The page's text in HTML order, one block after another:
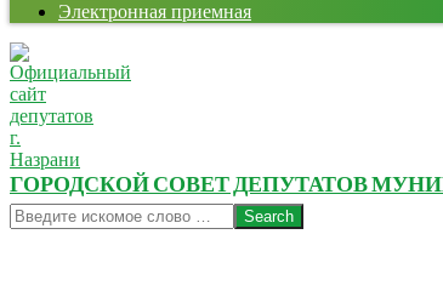
Электронная приемная
ГОРОДСКОЙ СОВЕТ ДЕПУТАТОВ
Search